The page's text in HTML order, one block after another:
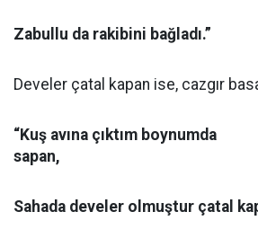
Zabullu da rakibini bağladı.”
Develer çatal kapan ise, cazgır
“Kuş avına çıktım boynumda
Sahada develer olmuştur çatal